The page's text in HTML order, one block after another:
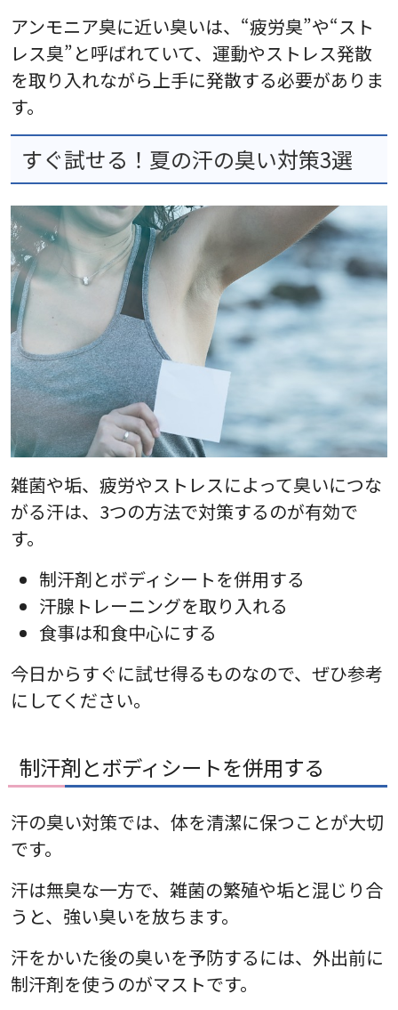
アンモニア臭に近い臭いは、“疲労臭”や“スト
レス臭”と呼ばれていて、運動やストレス発散
を取り入れながら上手に発散する必要がありま
す。
すぐ試せる！夏の汗の臭い対策3選
雑菌や垢、疲労やストレスによって臭いにつな
がる汗は、3つの方法で対策するのが有効で
す。
制汗剤とボディシートを併用する
汗腺トレーニングを取り入れる
食事は和食中心にする
今日からすぐに試せ得るものなので、ぜひ参考
にしてください。
制汗剤とボディシートを併用する
汗の臭い対策では、体を清潔に保つことが大切
です。
汗は無臭な一方で、雑菌の繁殖や垢と混じり合
うと、強い臭いを放ちます。
汗をかいた後の臭いを予防するには、外出前に
制汗剤を使うのがマストです。